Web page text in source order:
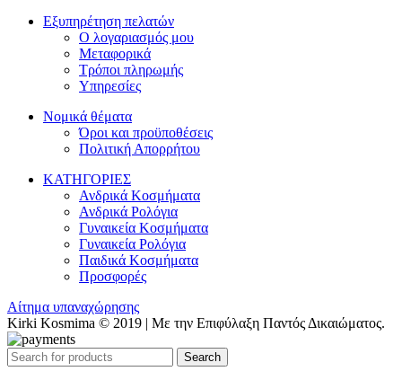
Εξυπηρέτηση πελατών
Ο λογαριασμός μου
Μεταφορικά
Τρόποι πληρωμής
Υπηρεσίες
Νομικά θέματα
Όροι και προϋποθέσεις
Πολιτική Απορρήτου
ΚΑΤΗΓΟΡΙΕΣ
Ανδρικά Κοσμήματα
Ανδρικά Ρολόγια
Γυναικεία Κοσμήματα
Γυναικεία Ρολόγια
Παιδικά Κοσμήματα
Προσφορές
Αίτημα υπαναχώρησης
Kirki Kosmima © 2019 | Με την Επιφύλαξη Παντός Δικαιώματος.
Search